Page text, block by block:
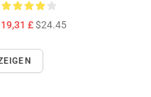
19,31 £$24.45